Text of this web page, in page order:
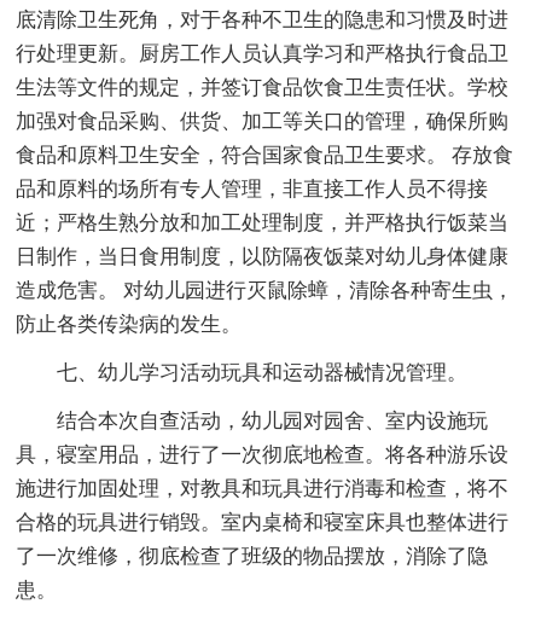
底清除卫生死角，对于各种不卫生的隐患和习惯及时进
行处理更新。厨房工作人员认真学习和严格执行食品卫
生法等文件的规定，并签订食品饮食卫生责任状。学校
加强对食品采购、供货、加工等关口的管理，确保所购
食品和原料卫生安全，符合国家食品卫生要求。 存放食
品和原料的场所有专人管理，非直接工作人员不得接
近；严格生熟分放和加工处理制度，并严格执行饭菜当
日制作，当日食用制度，以防隔夜饭菜对幼儿身体健康
造成危害。 对幼儿园进行灭鼠除蟑，清除各种寄生虫，
防止各类传染病的发生。
七、幼儿学习活动玩具和运动器械情况管理。
结合本次自查活动，幼儿园对园舍、室内设施玩
具，寝室用品，进行了一次彻底地检查。将各种游乐设
施进行加固处理，对教具和玩具进行消毒和检查，将不
合格的玩具进行销毁。室内桌椅和寝室床具也整体进行
了一次维修，彻底检查了班级的物品摆放，消除了隐
患。